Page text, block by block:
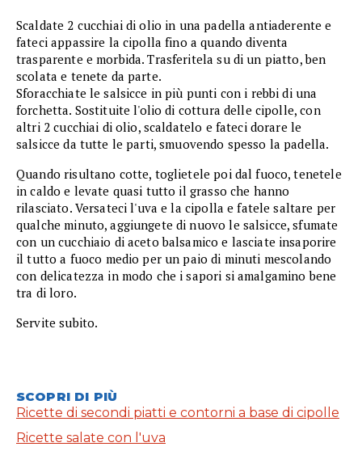
Scaldate 2 cucchiai di olio in una padella antiaderente e
fateci appassire la cipolla fino a quando diventa
trasparente e morbida. Trasferitela su di un piatto, ben
scolata e tenete da parte.
Sforacchiate le salsicce in più punti con i rebbi di una
forchetta. Sostituite l'olio di cottura delle cipolle, con
altri 2 cucchiai di olio, scaldatelo e fateci dorare le
salsicce da tutte le parti, smuovendo spesso la padella.
Quando risultano cotte, toglietele poi dal fuoco, tenetele
in caldo e levate quasi tutto il grasso che hanno
rilasciato. Versateci l'uva e la cipolla e fatele saltare per
qualche minuto, aggiungete di nuovo le salsicce, sfumate
con un cucchiaio di aceto balsamico e lasciate insaporire
il tutto a fuoco medio per un paio di minuti mescolando
con delicatezza in modo che i sapori si amalgamino bene
tra di loro.
Servite subito.
SCOPRI DI PIÙ
Ricette di secondi piatti e contorni a base di cipolle
Ricette salate con l'uva